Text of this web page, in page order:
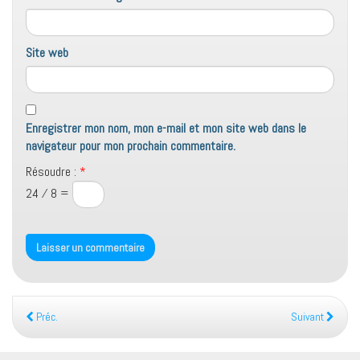
Site web
Enregistrer mon nom, mon e-mail et mon site web dans le
navigateur pour mon prochain commentaire.
Résoudre : *
24 ⁄ 8 =
Préc. Suivant